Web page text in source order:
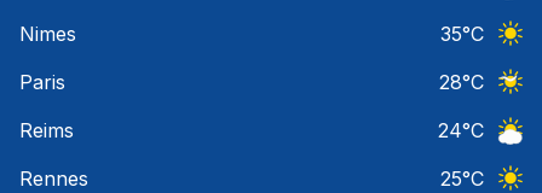
Nimes
35°C
Paris
28°C
Reims
24°C
Rennes
25°C